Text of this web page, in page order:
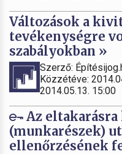
Változások a
tevékenységre
szabályokban »
Szerző:
Közzétéve:
2014.05.13. 15:00
Az
(munkarészek)
ellenőrzésének